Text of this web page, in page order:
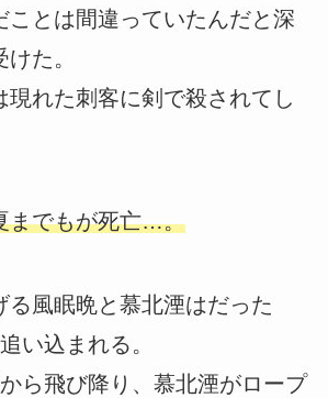
ことは間違っていたんだと深
た。
現れた刺客に剣で殺されてし
までもが死亡…。
る風眠晩と慕北湮はだった
い込まれる。
ら飛び降り、慕北湮がロープ